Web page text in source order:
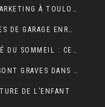
CHOISIR UNE MEILLEURE AGENCE WEBMARKETING À TOULOUSE : 4 CRITÈRES À CONSIDÉRER
PERFORMANCE ÉNERGÉTIQUE DES PORTES DE GARAGE ENROULABLES : ALUMINIUM, PVC OU ACIER ?
L’IMPACT DE L’OREILLER SUR LA QUALITÉ DU SOMMEIL : CE QUE VOUS DEVEZ SAVOIR POUR OPTIMISER VOTRE REPOS
TEMPÊTE BORIS : LES CONSÉQUENCES SONT GRAVES DANS CERTAINS PAYS EUROPÉENS
DE L’ENFANT